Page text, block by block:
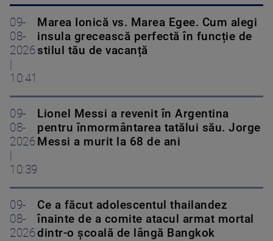
09-
08-
2026
10:41
Marea Ionică vs. Marea Egee. Cum alegi
insula grecească perfectă în funcție de
stilul tău de vacanță
09-
08-
2026
10:39
Lionel Messi a revenit în Argentina
pentru înmormântarea tatălui său. Jorge
Messi a murit la 68 de ani
09-
08-
2026
Ce a făcut adolescentul thailandez
înainte de a comite atacul armat mortal
dintr-o școală de lângă Bangkok